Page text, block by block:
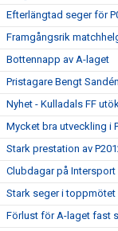
Efterlängtad seger för
Framgångsrik
Bottennapp av A-laget
Pristagare Bengt
Nyhet - Kulladals FF
Mycket bra utveckling i
Stark prestation av
Clubdagar på Intersport
Stark seger i toppmötet
Förlust för A-laget fast